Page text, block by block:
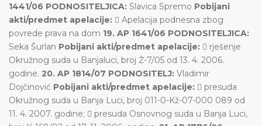
1441/06 PODNOSITELJICA: Slavica Spremo Pobijani
akti/predmet apelacije:  Apelacija podnesna zbog
povrede prava na dom 19. AP 1641/06 PODNOSITELJICA:
Seka Šurlan Pobijani akti/predmet apelacije:  rješenje
Okružnog suda u Banjaluci, broj Ž-7/05 od 13. 4. 2006.
godine. 20. AP 1814/07 PODNOSITELJ: Vladimir
Dojčinović Pobijani akti/predmet apelacije:  presuda
Okružnog suda u Banja Luci, broj 011-0-Kž-07-000 089 od
11. 4. 2007. godine;  presuda Osnovnog suda u Banja Luci,